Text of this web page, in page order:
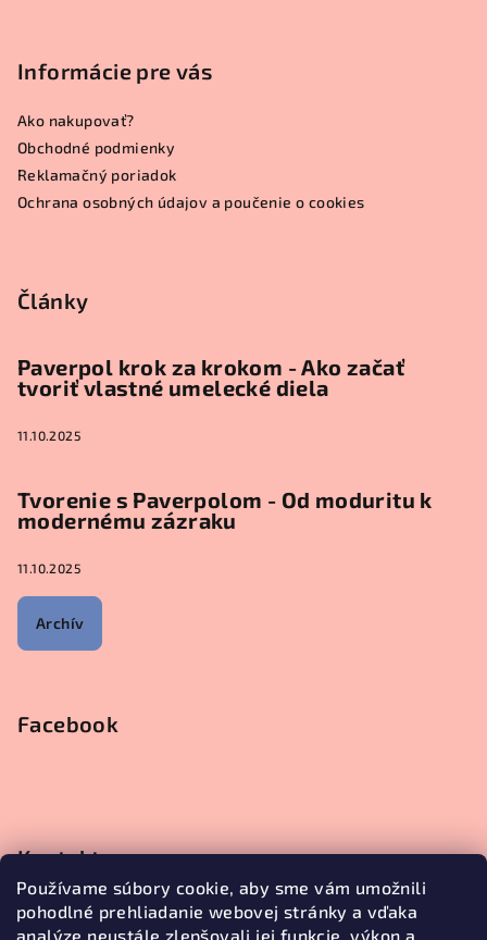
Používame súbory cookie, aby sme vám umožnili
pohodlné prehliadanie webovej stránky a vďaka
analýze neustále zlepšovali jej funkcie, výkon a
Informácie pre vás
Ako nakupovať?
Obchodné podmienky
Reklamačný poriadok
Ochrana osobných údajov a poučenie o cookies
Články
Paverpol krok za krokom - Ako začať
tvoriť vlastné umelecké diela
11.10.2025
Tvorenie s Paverpolom - Od moduritu k
modernému zázraku
11.10.2025
Archív
Facebook
Kontakt
objednavky@janetecreative.sk
+421905499957